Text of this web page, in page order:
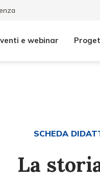
e webinar
SCHEDA
La